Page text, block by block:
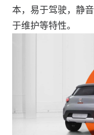
本，易于驾驶，静
于维护等特性。